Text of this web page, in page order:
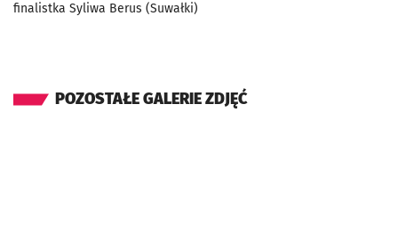
finalistka Syliwa Berus (Suwałki)
POZOSTAŁE GALERIE ZDJĘĆ